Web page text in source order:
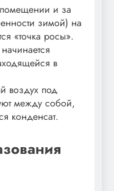
помещении и за
зимой) на
«точка росы».
в
воздух под
между собой,
конденсат.